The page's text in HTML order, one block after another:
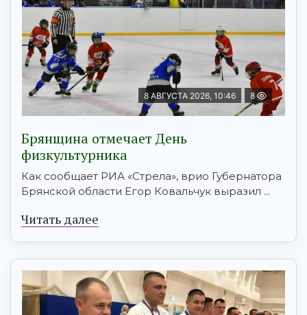
8 АВГУСТА 2026, 10:46 8
Брянщина отмечает День
физкультурника
Как сообщает РИА «Стрела», врио Губернатора
Брянской области Егор Ковальчук выразил ...
Читать далее